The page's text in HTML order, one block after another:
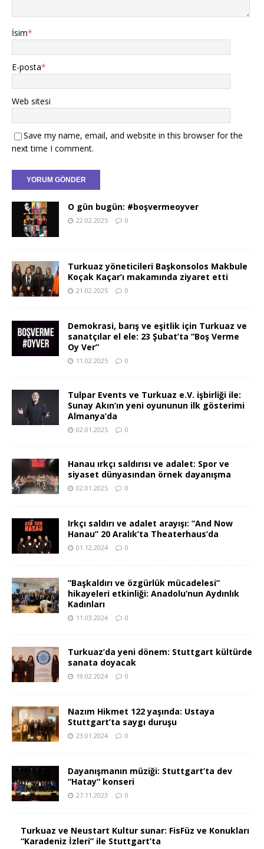
İsim*
E-posta*
Web sitesi
Save my name, email, and website in this browser for the
next time I comment.
O gün bugün: #boşvermeoyver
22.02.2025 0
Turkuaz yöneticileri Başkonsolos Makbule
Koçak Kaçar’ı makamında ziyaret etti
21.02.2025 0
Demokrasi, barış ve eşitlik için Turkuaz ve
sanatçılar el ele: 23 Şubat’ta “Boş Verme
Oy Ver”
11.02.2025 0
Tulpar Events ve Turkuaz e.V. işbirliği ile:
Sunay Akın’ın yeni oyununun ilk gösterimi
Almanya’da
02.01.2025 0
Hanau ırkçı saldırısı ve adalet: Spor ve
siyaset dünyasından örnek dayanışma
02.01.2025 0
Irkçı saldırı ve adalet arayışı: “And Now
Hanau” 20 Aralık’ta Theaterhaus’da
01.12.2024 0
“Başkaldırı ve özgürlük mücadelesi”
hikayeleri etkinliği: Anadolu’nun Aydınlık
Kadınları
11.03.2024 0
Turkuaz’da yeni dönem: Stuttgart kültürde
sanata doyacak
19.02.2024 0
Nazım Hikmet 122 yaşında: Ustaya
Stuttgart’ta saygı duruşu
23.01.2024 0
Dayanışmanın müziği: Stuttgart’ta dev
“Hatay“ konseri
27.11.2023 0
Turkuaz ve Neustart Kultur sunar: FisFüz ve Konukları
“Karadeniz İzleri” ile Stuttgart’ta